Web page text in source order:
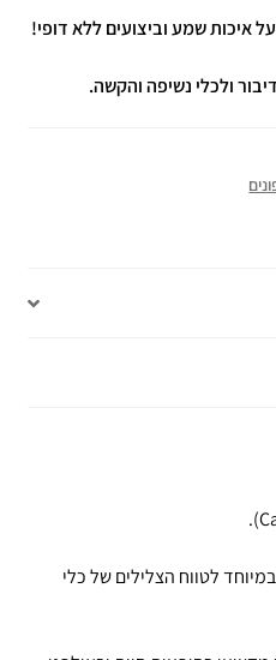
ולכלי נשיפה והקשה.
לטווח הצלילים של כלי